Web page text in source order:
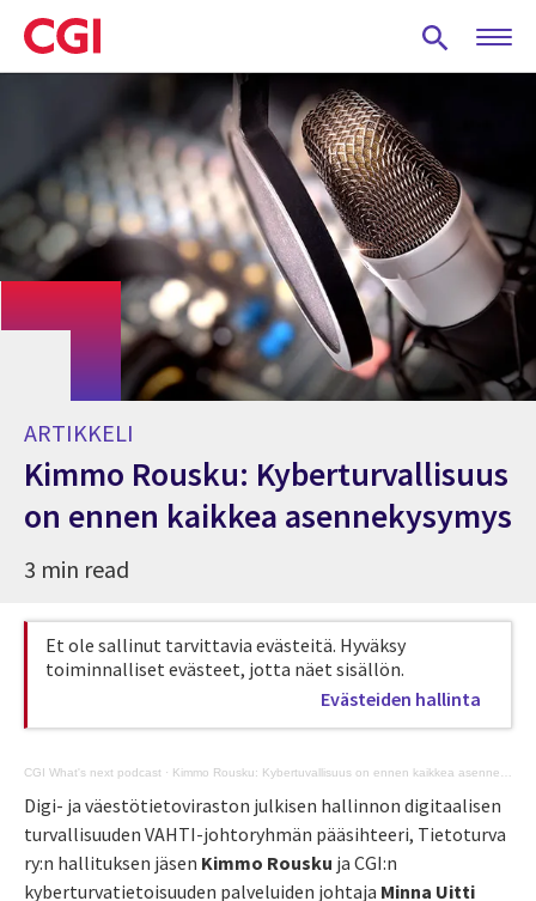
Skip
to
main
ARTIKKELI
Kimmo Rousku: Kyberturvallisuus
on ennen kaikkea asennekysymys
3 min read
Et ole sallinut tarvittavia evästeitä. Hyväksy
toiminnalliset evästeet, jotta näet sisällön.
Evästeiden hallinta
CGI What's next podcast · Kimmo Rousku: Kybertuvallisuus on ennen kaikkea asennekysymys
Digi- ja väestötietoviraston julkisen hallinnon digitaalisen
turvallisuuden VAHTI-johtoryhmän pääsihteeri, Tietoturva
ry:n hallituksen jäsen Kimmo Rousku ja CGI:n
kyberturvatietoisuuden palveluiden johtaja Minna Uitti